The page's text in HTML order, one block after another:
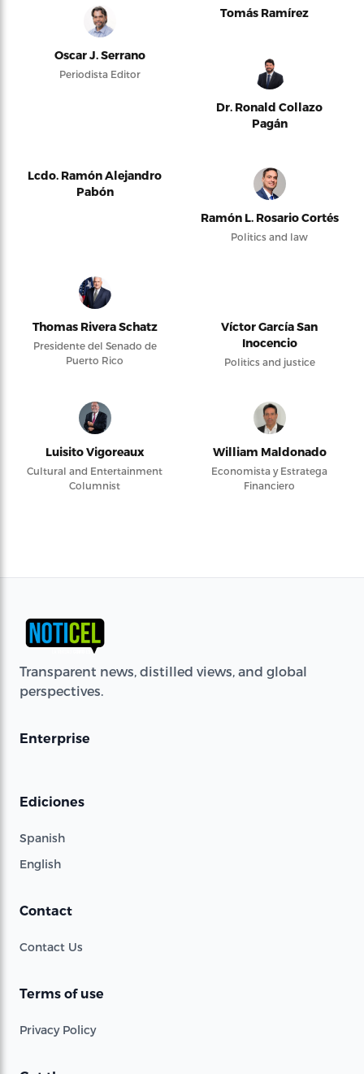
Oscar J. Serrano
Periodista Editor
Tomás Ramírez
Dr. Ronald Collazo
Pagán
Lcdo. Ramón Alejandro
Pabón
Ramón L. Rosario Cortés
Politics and law
Thomas Rivera Schatz
Presidente del Senado de
Puerto Rico
Víctor García San
Inocencio
Politics and justice
Luisito Vigoreaux
Cultural and Entertainment
Columnist
William Maldonado
Economista y Estratega
Financiero
Transparent news, distilled views, and global
perspectives.
Enterprise
Ediciones
Spanish
English
Contact
Contact Us
Terms of use
Privacy Policy